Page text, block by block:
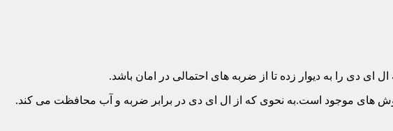
ای دی را به دیوار زده تا از ضربه های احتمالی در امان باشد.
های موجود است.به نحوی که از ال ای دی در برابر ضربه و آب محافظت می کند.